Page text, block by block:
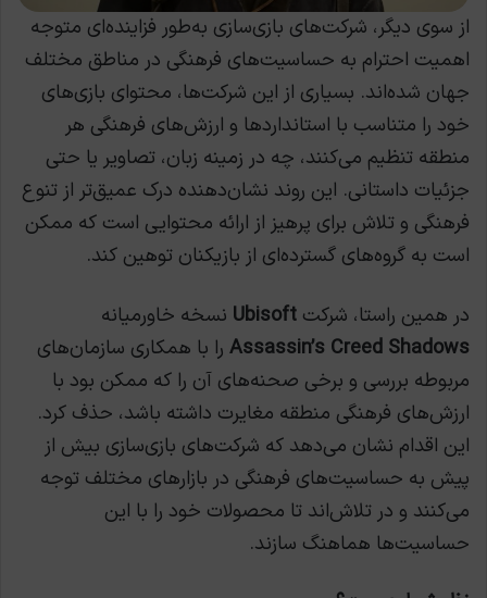
از سوی دیگر، شرکت‌های بازی‌سازی به‌طور فزاینده‌ای متوجه
اهمیت احترام به حساسیت‌های فرهنگی در مناطق مختلف
جهان شده‌اند. بسیاری از این شرکت‌ها، محتوای بازی‌های
خود را متناسب با استانداردها و ارزش‌های فرهنگی هر
منطقه تنظیم می‌کنند، چه در زمینه زبان، تصاویر یا حتی
جزئیات داستانی. این روند نشان‌دهنده درک عمیق‌تر از تنوع
فرهنگی و تلاش برای پرهیز از ارائه محتوایی است که ممکن
است به گروه‌های گسترده‌ای از بازیکنان توهین کند.
در همین راستا، شرکت Ubisoft نسخه خاورمیانه
Assassin’s Creed Shadows را با همکاری سازمان‌های
مربوطه بررسی و برخی صحنه‌های آن را که ممکن بود با
ارزش‌های فرهنگی منطقه مغایرت داشته باشد، حذف کرد.
این اقدام نشان می‌دهد که شرکت‌های بازی‌سازی بیش از
پیش به حساسیت‌های فرهنگی در بازارهای مختلف توجه
می‌کنند و در تلاش‌اند تا محصولات خود را با این
حساسیت‌ها هماهنگ سازند.